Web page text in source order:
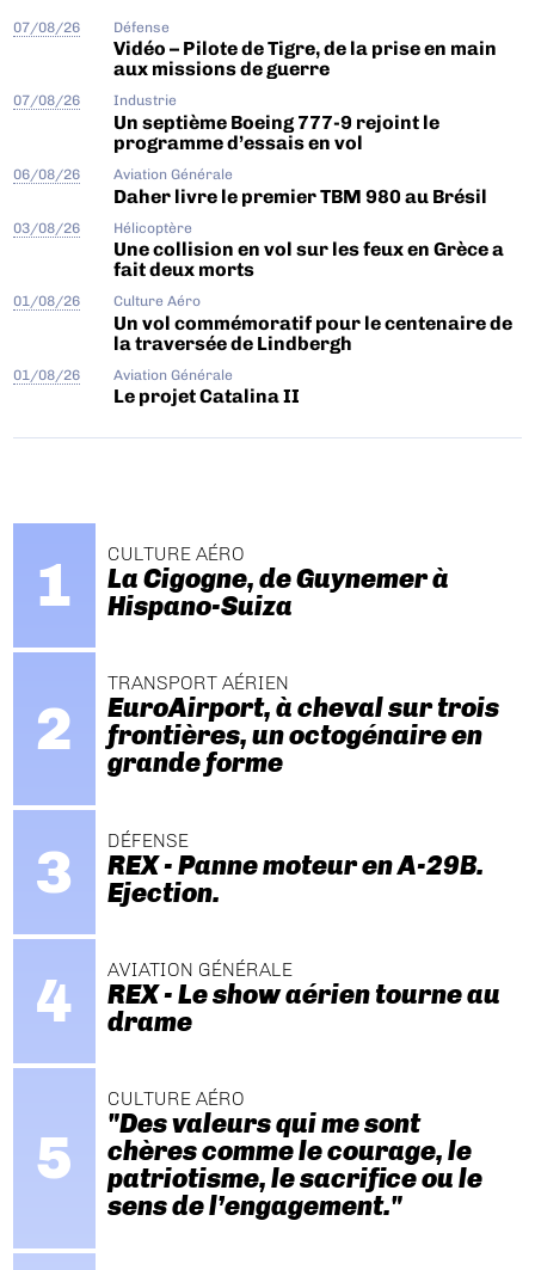
07/08/26 Défense
Vidéo – Pilote de Tigre, de la prise en main
aux missions de guerre
07/08/26 Industrie
Un septième Boeing 777-9 rejoint le
programme d’essais en vol
06/08/26 Aviation Générale
Daher livre le premier TBM 980 au Brésil
03/08/26 Hélicoptère
Une collision en vol sur les feux en Grèce a
fait deux morts
01/08/26 Culture Aéro
Un vol commémoratif pour le centenaire de
la traversée de Lindbergh
01/08/26 Aviation Générale
Le projet Catalina II
CULTURE AÉRO
La Cigogne, de Guynemer à
Hispano-Suiza
TRANSPORT AÉRIEN
EuroAirport, à cheval sur trois
frontières, un octogénaire en
grande forme
DÉFENSE
REX - Panne moteur en A-29B.
Ejection.
AVIATION GÉNÉRALE
REX - Le show aérien tourne au
drame
CULTURE AÉRO
"Des valeurs qui me sont
chères comme le courage, le
patriotisme, le sacrifice ou le
sens de l’engagement."